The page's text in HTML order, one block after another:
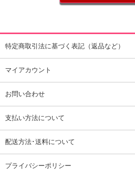
特定商取引法に基づく表記（返品など）
マイアカウント
お問い合わせ
支払い方法について
配送方法･送料について
プライバシーポリシー